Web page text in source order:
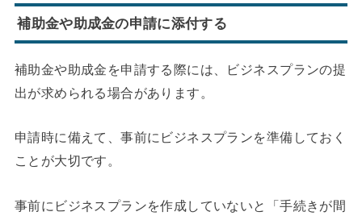
補助金や助成金の申請に添付する
補助金や助成金を申請する際には、ビジネスプランの提
出が求められる場合があります。
申請時に備えて、事前にビジネスプランを準備しておく
ことが大切です。
事前にビジネスプランを作成していないと「手続きが間